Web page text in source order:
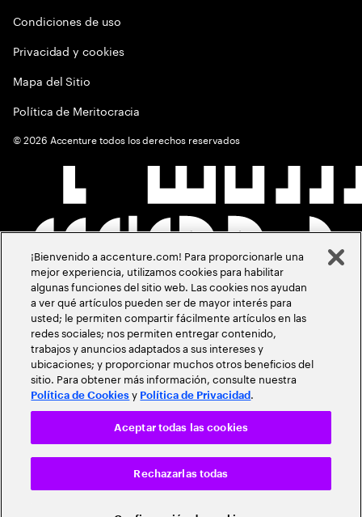
Condiciones de uso
Privacidad y cookies
Mapa del Sitio
Política de Meritocracia
©2026 Accenture todos los derechos reservados
¡Bienvenido a accenture.com! Para proporcionarle una
mejor experiencia, utilizamos cookies para habilitar
algunas funciones del sitio web. Las cookies nos ayudan
a ver qué artículos pueden ser de mayor interés para
usted; le permiten compartir fácilmente artículos en las
redes sociales; nos permiten entregar contenido,
trabajos y anuncios adaptados a sus intereses y
ubicaciones; y proporcionar muchos otros beneficios del
sitio. Para obtener más información, consulte nuestra
Política de Cookies y Política de Privacidad .
Rechazarlas todas
Aceptar todas las cookies